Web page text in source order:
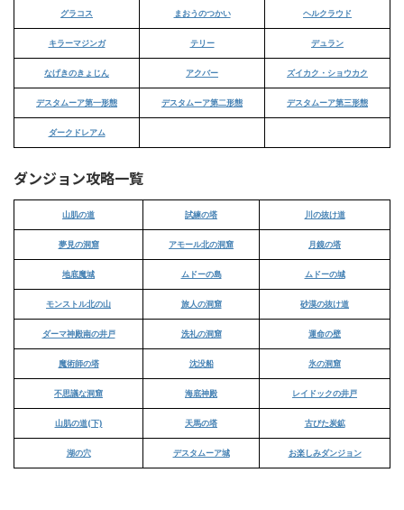
グラコス まおうのつかい ヘルクラウド
キラーマジンガ テリー デュラン
なげきのきょじん アクバー ズイカク・ショウカク
デスタムーア第一形態 デスタムーア第二形態 デスタムーア第三形態
ダークドレアム
ダンジョン攻略一覧
山肌の道 試練の塔 川の抜け道
夢見の洞窟 アモール北の洞窟 月鏡の塔
地底魔城 ムドーの島 ムドーの城
モンストル北の山 旅人の洞窟 砂漠の抜け道
ダーマ神殿南の井戸 洗礼の洞窟 運命の壁
魔術師の塔 沈没船 氷の洞窟
不思議な洞窟 海底神殿 レイドックの井戸
山肌の道(下) 天馬の塔 古びた炭鉱
湖の穴 デスタムーア城 お楽しみダンジョン